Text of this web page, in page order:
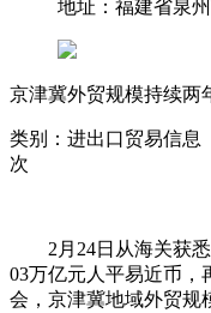
地址：福建省泉
京津冀外贸规模持续两
类别：进出口贸易信息
次
2月24日从海关获悉
03万亿元人平易近币，
会，京津冀地域外贸规